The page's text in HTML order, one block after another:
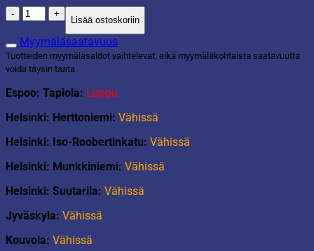
Käytävämatto
Chloe
80x200cm
harmaa
määrä
Lisää ostoskoriin
Myymäläsaatavuus
Tuotteiden myymäläsaldot vaihtelevat, eikä myymäläkohtaista saatavuutta
voida täysin taata.
Espoo: Tapiola: Loppu
Helsinki: Herttoniemi: Vähissä
Helsinki: Iso-Roobertinkatu: Vähissä
Helsinki: Munkkiniemi: Vähissä
Helsinki: Suutarila: Vähissä
Jyväskyla: Vähissä
Kouvola: Vähissä